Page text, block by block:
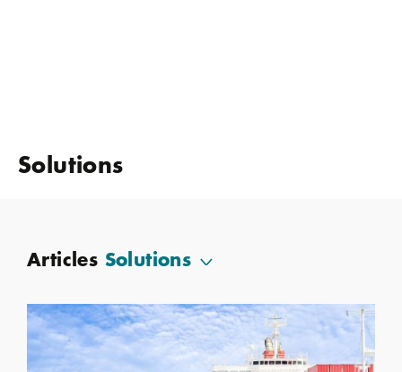
Solutions
Articles Solutions